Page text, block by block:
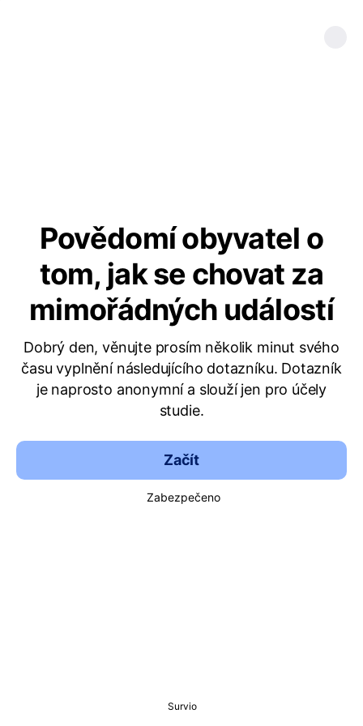
Povědomí obyvatel o
tom, jak se chovat za
mimořádných událostí
Dobrý den, věnujte prosím několik minut svého
času vyplnění následujícího dotazníku. Dotazník
je naprosto anonymní a slouží jen pro účely
studie.
Začít
Zabezpečeno
Survio